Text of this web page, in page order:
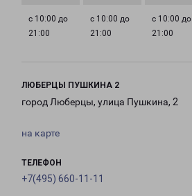
с 10:00 до
21:00
с 10:00 до
21:00
с 10:00 до
21:00
ЛЮБЕРЦЫ ПУШКИНА 2
город Люберцы, улица Пушкина, 2
на карте
ТЕЛЕФОН
+7(495) 660-11-11